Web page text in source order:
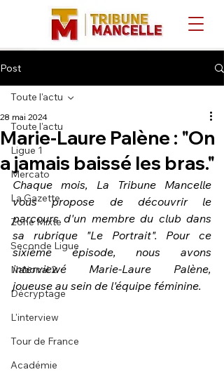
Post
Toute l'actu
Ligue 1
Mercato
La Gazette
Zone Mixte
Seconde Ligue
National 2
Décryptage
L'interview
Tour de France
Académie
Toute l'actu
Marie-Laure Palène : "On
a jamais baissé les bras."
28 mai 2024
Chaque mois, La Tribune Mancelle
vous propose de découvrir le
parcours d'un membre du club dans
sa rubrique "Le Portrait". Pour ce
sixième épisode, nous avons
interviewé Marie-Laure Palène,
joueuse au sein de l'équipe féminine.